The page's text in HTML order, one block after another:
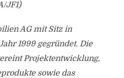
JF1)
AG mit Sitz in
1999 gegründet. Die
Projektentwicklung,
sowie das